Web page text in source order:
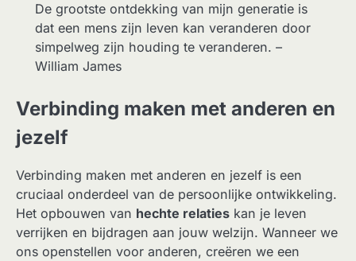
De grootste ontdekking van mijn generatie is
dat een mens zijn leven kan veranderen door
simpelweg zijn houding te veranderen. –
William James
Verbinding maken met anderen en
jezelf
Verbinding maken met anderen en jezelf is een
cruciaal onderdeel van de persoonlijke ontwikkeling.
Het opbouwen van hechte relaties kan je leven
verrijken en bijdragen aan jouw welzijn. Wanneer we
ons openstellen voor anderen, creëren we een